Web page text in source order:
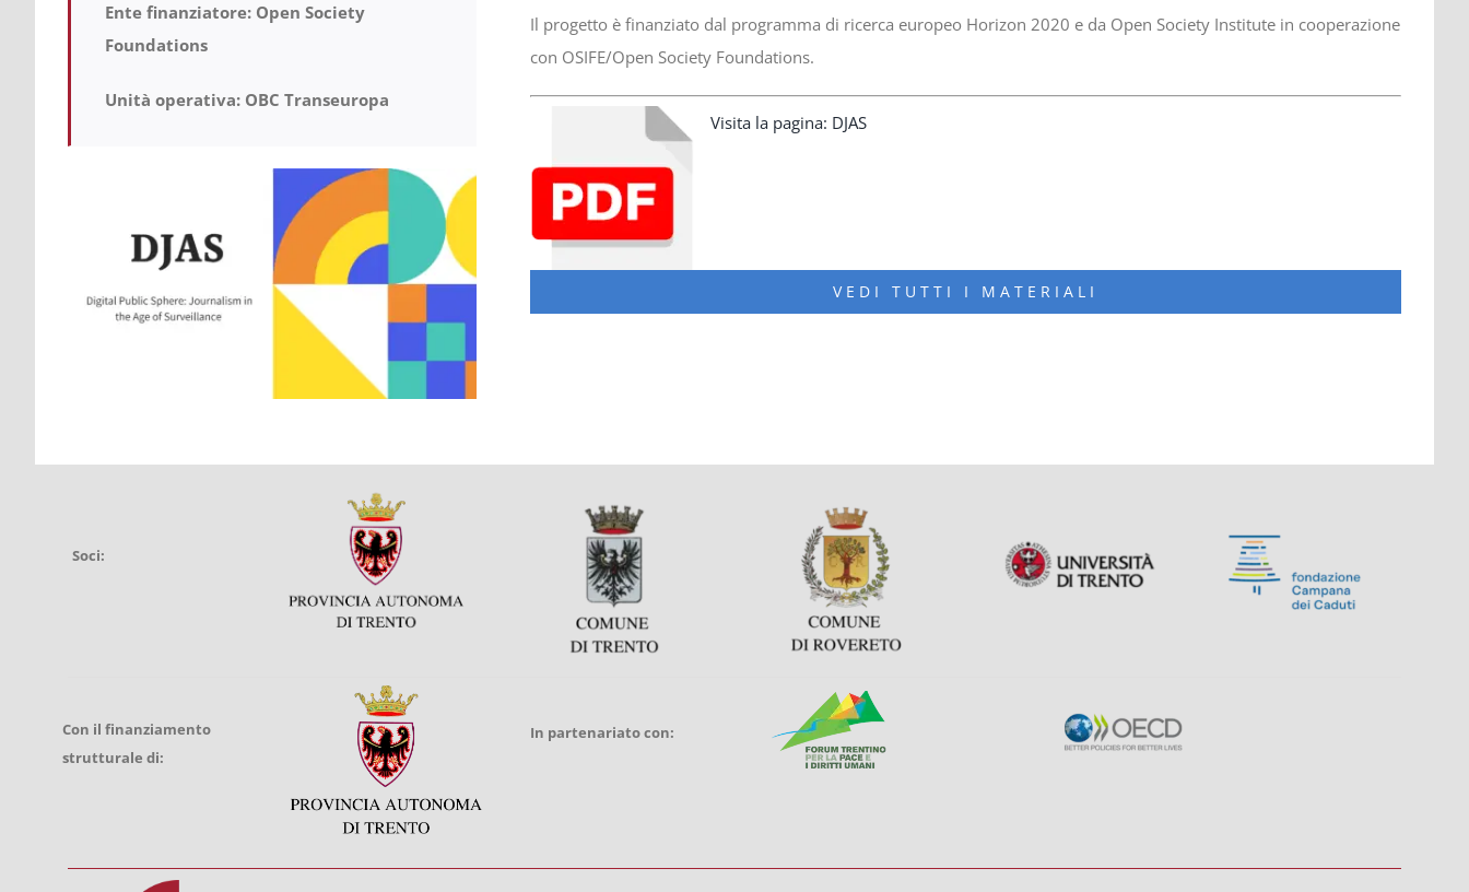
Ente finanziatore: Open Society
Foundations
Unità operativa: OBC Transeuropa
Il progetto è finanziato dal programma di ricerca europeo Horizon 2020 e da Open Society Institute in cooperazione
con OSIFE/Open Society Foundations.
Visita la pagina: DJAS
VEDI TUTTI I MATERIALI
Soci:
Con il finanziamento
strutturale di:
In partenariato con: